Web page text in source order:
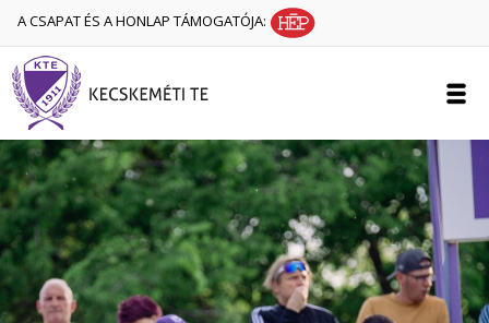
A CSAPAT ÉS A HONLAP TÁMOGATÓJA: